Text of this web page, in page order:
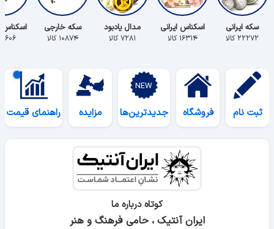
سکه ایرانی
۲۲۲۷۲ کالا
اسکناس ایرانی
۱۶۳۱۴ کالا
مدال یادبود
۷۲۸۱ کالا
سکه خارجی
۱۰۸۷۴ کالا ۵۶۰۶ کالا
ثبت نام فروشگاه جدیدترین‌ها مزایده راهنمای قیمت
کوتاه درباره ما
ایران آنتیک ، حامی فرهنگ و هنر